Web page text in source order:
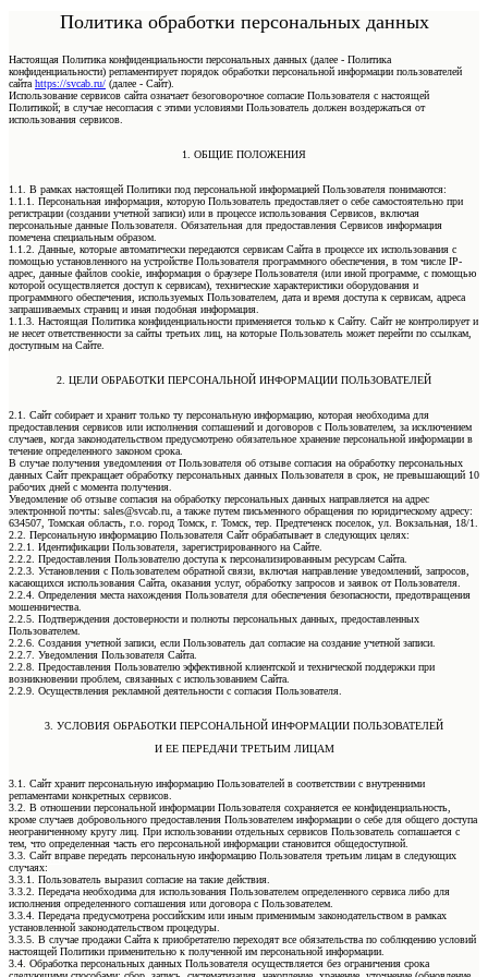
О нас
Контакты
База знаний
Подбор продукции
Вакансии
Политика обработки персональных данных
Настоящая Политика конфиденциальности персональных данных (далее - Политика
конфиденциальности) регламентирует порядок обработки персональной информации пользователей
сайта https://svcab.ru/ (далее - Сайт).
Использование сервисов сайта означает безоговорочное согласие Пользователя с настоящей
Политикой; в случае несогласия с этими условиями Пользователь должен воздержаться от
использования сервисов.
1. ОБЩИЕ ПОЛОЖЕНИЯ
1.1. В рамках настоящей Политики под персональной информацией Пользователя понимаются:
1.1.1. Персональная информация, которую Пользователь предоставляет о себе самостоятельно при
регистрации (создании учетной записи) или в процессе использования Сервисов, включая
персональные данные Пользователя. Обязательная для предоставления Сервисов информация
помечена специальным образом.
1.1.2. Данные, которые автоматически передаются сервисам Сайта в процессе их использования с
помощью установленного на устройстве Пользователя программного обеспечения, в том числе IP-
адрес, данные файлов cookie, информация о браузере Пользователя (или иной программе, с помощью
которой осуществляется доступ к сервисам), технические характеристики оборудования и
программного обеспечения, используемых Пользователем, дата и время доступа к сервисам, адреса
запрашиваемых страниц и иная подобная информация.
1.1.3. Настоящая Политика конфиденциальности применяется только к Сайту. Сайт не контролирует и
не несет ответственности за сайты третьих лиц, на которые Пользователь может перейти по ссылкам,
доступным на Сайте.
2. ЦЕЛИ ОБРАБОТКИ ПЕРСОНАЛЬНОЙ ИНФОРМАЦИИ ПОЛЬЗОВАТЕЛЕЙ
2.1. Сайт собирает и хранит только ту персональную информацию, которая необходима для
предоставления сервисов или исполнения соглашений и договоров с Пользователем, за исключением
случаев, когда законодательством предусмотрено обязательное хранение персональной информации в
течение определенного законом срока.
В случае получения уведомления от Пользователя об отзыве согласия на обработку персональных
данных Сайт прекращает обработку персональных данных Пользователя в срок, не превышающий 10
рабочих дней с момента получения.
Уведомление об отзыве согласия на обработку персональных данных направляется на адрес
электронной почты: sales@svcab.ru, а также путем письменного обращения по юридическому адресу:
634507, Томская область, г.о. город Томск, г. Томск, тер. Предтеченск поселок, ул. Вокзальная, 18/1.
2.2. Персональную информацию Пользователя Сайт обрабатывает в следующих целях:
2.2.1. Идентификации Пользователя, зарегистрированного на Сайте.
2.2.2. Предоставления Пользователю доступа к персонализированным ресурсам Сайта.
2.2.3. Установления с Пользователем обратной связи, включая направление уведомлений, запросов,
касающихся использования Сайта, оказания услуг, обработку запросов и заявок от Пользователя.
2.2.4. Определения места нахождения Пользователя для обеспечения безопасности, предотвращения
мошенничества.
2.2.5. Подтверждения достоверности и полноты персональных данных, предоставленных
Пользователем.
2.2.6. Создания учетной записи, если Пользователь дал согласие на создание учетной записи.
2.2.7. Уведомления Пользователя Сайта.
2.2.8. Предоставления Пользователю эффективной клиентской и технической поддержки при
возникновении проблем, связанных с использованием Сайта.
2.2.9. Осуществления рекламной деятельности с согласия Пользователя.
3. УСЛОВИЯ ОБРАБОТКИ ПЕРСОНАЛЬНОЙ ИНФОРМАЦИИ ПОЛЬЗОВАТЕЛЕЙ
И ЕЕ ПЕРЕДАЧИ ТРЕТЬИМ ЛИЦАМ
3.1. Сайт хранит персональную информацию Пользователей в соответствии с внутренними
регламентами конкретных сервисов.
3.2. В отношении персональной информации Пользователя сохраняется ее конфиденциальность,
кроме случаев добровольного предоставления Пользователем информации о себе для общего доступа
неограниченному кругу лиц. При использовании отдельных сервисов Пользователь соглашается с
тем, что определенная часть его персональной информации становится общедоступной.
3.3. Сайт вправе передать персональную информацию Пользователя третьим лицам в следующих
случаях:
3.3.1. Пользователь выразил согласие на такие действия.
3.3.2. Передача необходима для использования Пользователем определенного сервиса либо для
исполнения определенного соглашения или договора с Пользователем.
3.3.4. Передача предусмотрена российским или иным применимым законодательством в рамках
установленной законодательством процедуры.
3.3.5. В случае продажи Сайта к приобретателю переходят все обязательства по соблюдению условий
настоящей Политики применительно к полученной им персональной информации.
3.4. Обработка персональных данных Пользователя осуществляется без ограничения срока